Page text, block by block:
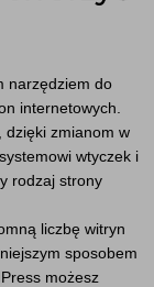
narzędziem do
internetowych.
dzięki zmianom w
wtyczek i
rodzaj strony
liczbę witryn
sposobem
możesz